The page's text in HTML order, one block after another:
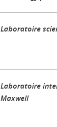
Laboratoire
Laboratoire
Maxwell